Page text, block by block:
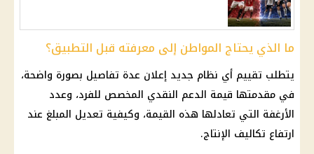
ما الذي يحتاج المواطن إلى معرفته قبل التطبيق؟
يتطلب تقييم أي نظام جديد إعلان عدة تفاصيل بصورة واضحة،
في مقدمتها قيمة الدعم النقدي المخصص للفرد، وعدد
الأرغفة التي تعادلها هذه القيمة، وكيفية تعديل المبلغ عند
ارتفاع تكاليف الإنتاج.